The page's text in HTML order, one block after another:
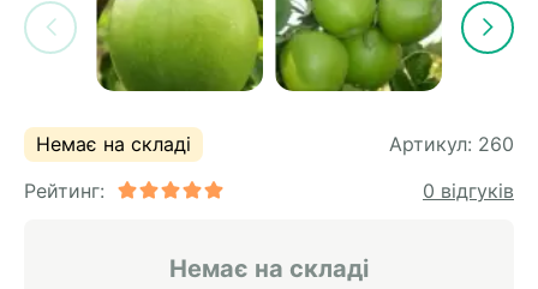
Немає на складі Артикул: 260
Рейтинг:
0 відгуків
Немає на складі